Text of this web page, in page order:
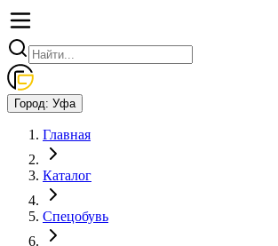
Город: Уфа
Главная
Каталог
Спецобувь